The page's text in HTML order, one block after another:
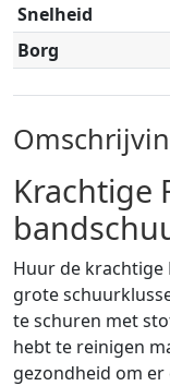
Snelheid
Borg
Krachtige
Huur de
grote
te schuren met
hebt te reinigen
gezondheid om